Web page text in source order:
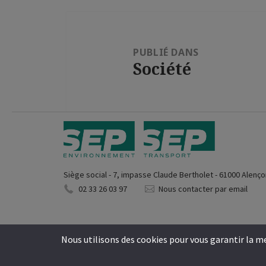
PUBLIÉ DANS
Société
Siège social - 7, impasse Claude Bertholet - 61000
02 33 26 03 97
Nous contacter par email
Nous utilisons des cookies pour vous garantir la